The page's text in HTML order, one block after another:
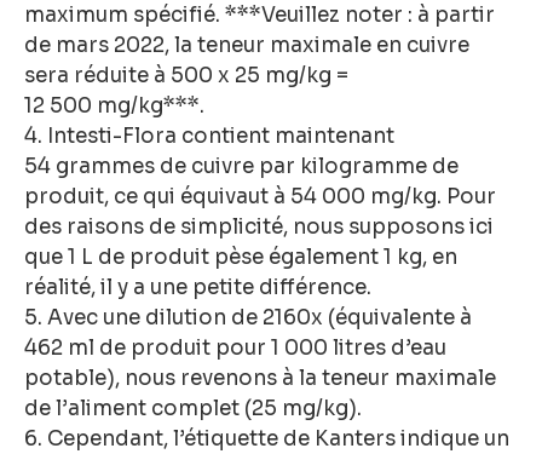
maximum spécifié. ***Veuillez noter : à partir
de mars 2022, la teneur maximale en cuivre
sera réduite à 500 x 25 mg/kg =
12 500 mg/kg***.
4. Intesti-Flora contient maintenant
54 grammes de cuivre par kilogramme de
produit, ce qui équivaut à 54 000 mg/kg. Pour
des raisons de simplicité, nous supposons ici
que 1 L de produit pèse également 1 kg, en
réalité, il y a une petite différence.
5. Avec une dilution de 2160x (équivalente à
462 ml de produit pour 1 000 litres d’eau
potable), nous revenons à la teneur maximale
de l’aliment complet (25 mg/kg).
6. Cependant, l’étiquette de Kanters indique un